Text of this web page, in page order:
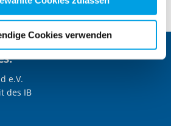
Bitte beachten Sie: Ihre
zur Bereitstellung der von Ihnen
gewünschten Website-
und daher unabhängig von einer
Cookies verwenden
e.V.
des IB